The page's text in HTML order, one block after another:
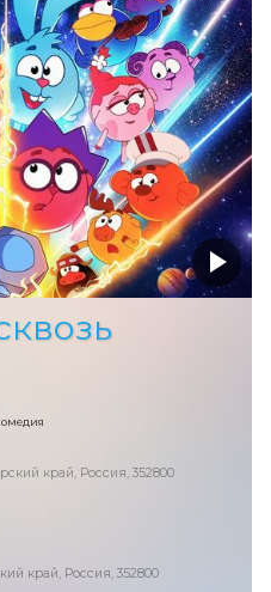
край, Россия, 352800
край, Россия, 352800